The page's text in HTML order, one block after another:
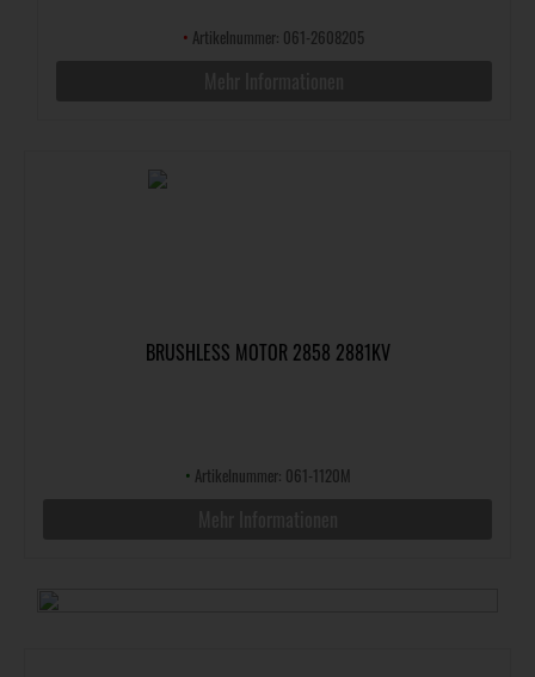
• Artikelnummer: 061-2608205
BRUSHLESS MOTOR 2858 2881KV
• Artikelnummer: 061-1120M